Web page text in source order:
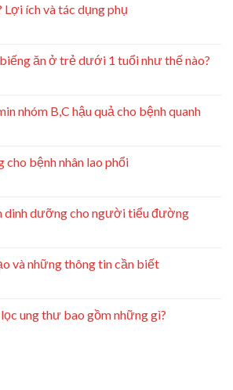
Lợi ích và tác dụng phụ
ăn ở trẻ dưới 1 tuổi như thế nào?
nhóm B,C hậu quả cho bệnh quanh
cho bệnh nhân lao phổi
dinh dưỡng cho người tiểu đường
và những thông tin cần biết
ung thư bao gồm những gì?